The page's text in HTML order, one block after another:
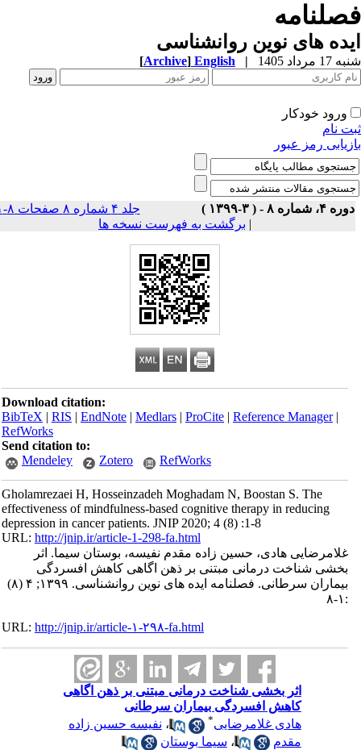
های نوین روانشناسی
مرداد 1405 |
English
[Archive]
ورود خودکار
نام
رمز عبور
۴، شماره ۸ - ( ۳-۱۳۹۹ )
جلد ۴ شماره ۸ صفحات ۸-۱
برگشت به فهرست نسخه ها
Download citation:
BibTeX|RIS|EndNote|Medlars|ProCite|Reference Manager
RefWorks
Send citation to:
Mendeley
Zotero RefWorks
Gholamrezaei H, Hosseinzadeh Moghadam N, Boostan S. The
effectiveness of mindfulness-based cognitive therapy in reducing
depression in cancer patients. JNIP 2020; 4 (8) :1-8
URL:http://jnip.ir/article-1-298-fa.html
غلامرضایی هادی، حسین زاده مقدم نفیسه، بوستان سیما. اثر
بخشی شناخت درمانی مبتنی بر ذهن اگاهی کاهش افسردگی
بیماران سرطانی. فصلنامه ایده های نوین روانشناسی. ۱۳۹۹; ۴ (۸)
URL:http://jnip.ir/article-۱-۲۹۸-fa.html
اثر بخشی شناخت درمانی مبتنی بر ذهن اگاهی
کاهش افسردگی بیماران سرطانی
هادی غلامرضایی
،نفیسه حسین زاده
مقدم
،سیما بوستان